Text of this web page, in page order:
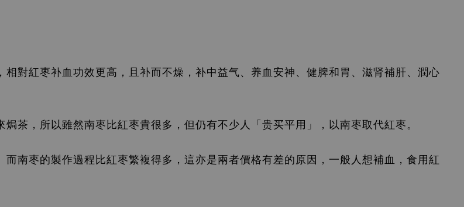
相對紅枣补血功效更高，且补而不燥，补中益气、养血安神、健脾和胃、滋肾補肝、潤心
焗茶，所以雖然南枣 比紅枣貴很多，但仍有不少人「贵买平用」，以南枣取代紅枣 。
而南枣的製作過程比紅枣繁複得多，這亦是兩者價格有差的原因，一般人想補血，食用紅